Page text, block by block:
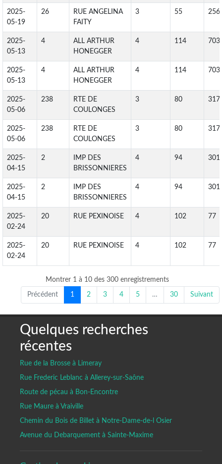
2025-
05-19
26
RUE ANGELINA
FAITY
3 55 256
2025-
05-13
4
ALL ARTHUR
HONEGGER
4 114 703
2025-
05-13
4
ALL ARTHUR
HONEGGER
4 114 703
2025-
05-06
238
RTE DE
COULONGES
3 80 317
2025-
05-06
238
RTE DE
COULONGES
3 80 317
2025-
04-15
2
IMP DES
BRISSONNIERES
4 94 301
2025-
04-15
2
IMP DES
BRISSONNIERES
4 94 301
2025-
02-24
20 RUE PEXINOISE 4 102 77
2025-
02-24
20 RUE PEXINOISE 4 102 77
Montrer 1 à 10 des 300 enregistrements
Précédent 1 2 3 4 5 … 30 Suivant
Quelques recherches
récentes
Rue de la Brosse à Limeray
Rue Frederic Leblanc à Allerey-sur-Saône
Route de pécau à Bon-Encontre
Rue Maure à Vraiville
Chemin du Bois de Billet à Notre-Dame-de-l Osier
Avenue du Debarquement à Sainte-Maxime